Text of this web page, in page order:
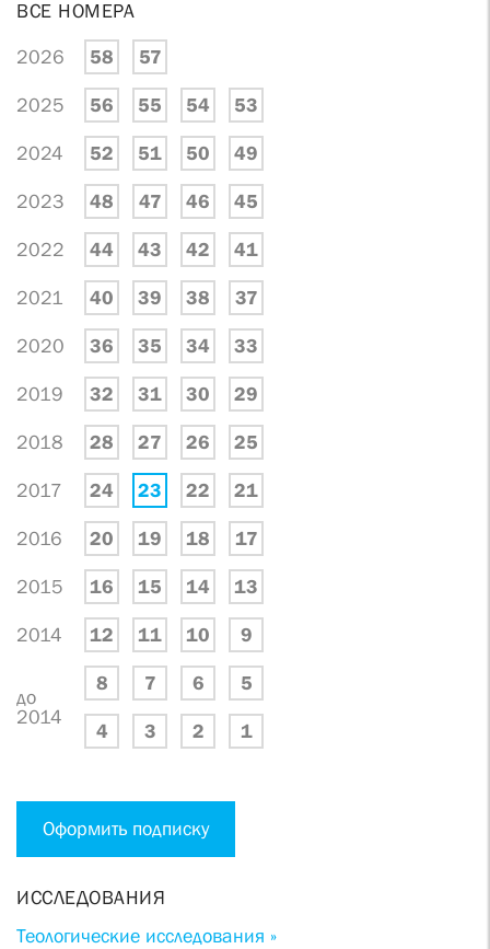
ВСЕ НОМЕРА
2026 58 57
2025 56 55 54 53
2024 52 51 50 49
2023 48 47 46 45
2022 44 43 42 41
2021 40 39 38 37
2020 36 35 34 33
2019 32 31 30 29
2018 28 27 26 25
2017 24 23 22 21
2016 20 19 18 17
2015 16 15 14 13
2014 12 11 10 9
до
2014
8 7 6 5
4 3 2 1
Оформить подписку
ИССЛЕДОВАНИЯ
Теологические исследования »